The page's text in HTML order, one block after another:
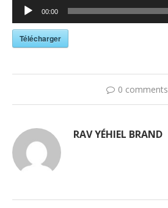
Lecteur
audio
00:00
Télécharger
0 comments
RAV YÉHIEL BRAND